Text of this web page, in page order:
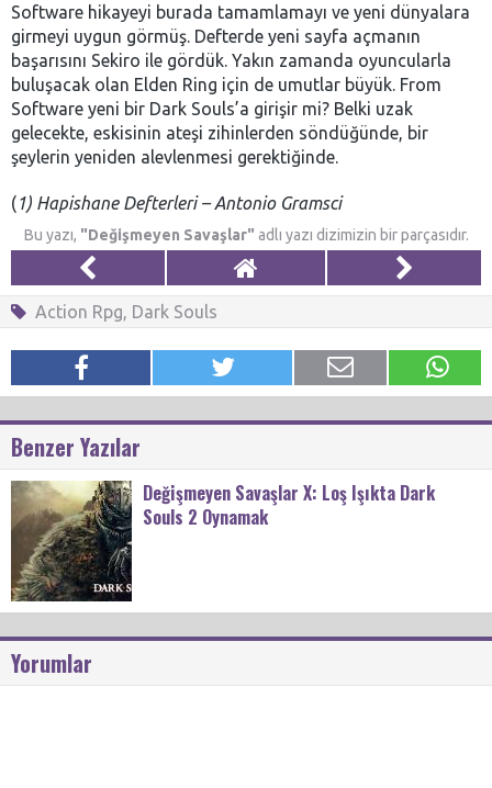
Software hikayeyi burada tamamlamayı ve yeni dünyalara
girmeyi uygun görmüş. Defterde yeni sayfa açmanın
başarısını Sekiro ile gördük. Yakın zamanda oyuncularla
buluşacak olan Elden Ring için de umutlar büyük. From
Software yeni bir Dark Souls’a girişir mi? Belki uzak
gelecekte, eskisinin ateşi zihinlerden söndüğünde, bir
şeylerin yeniden alevlenmesi gerektiğinde.
(1) Hapishane Defterleri – Antonio Gramsci
Bu yazı, "Değişmeyen Savaşlar" adlı yazı dizimizin bir parçasıdır.
Action Rpg, Dark Souls
Benzer Yazılar
Değişmeyen Savaşlar X: Loş Işıkta Dark
Souls 2 Oynamak
Yorumlar